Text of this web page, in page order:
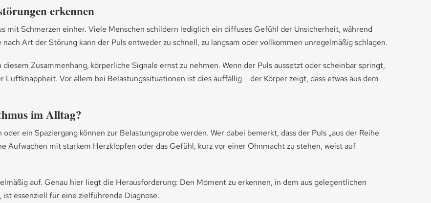
erkennen
mit Schmerzen einher. Viele Menschen schildern lediglich ein diffuses Gefühl der Unsicherheit, während
Art der Störung kann der Puls entweder zu schnell, zu langsam oder vollkommen unregelmäßig schlagen.
Zusammenhang, körperliche Signale ernst zu nehmen. Wenn der Puls aussetzt oder scheinbar springt,
Vor allem bei Belastungssituationen ist dies auffällig – der Körper zeigt, dass etwas aus dem
im Alltag?
ein Spaziergang können zur Belastungsprobe werden. Wer dabei bemerkt, dass der Puls „aus der Reihe
Aufwachen mit starkem Herzklopfen oder das Gefühl, kurz vor einer Ohnmacht zu stehen, weist auf
auf. Genau hier liegt die Herausforderung: Den Moment zu erkennen, in dem aus gelegentlichen
essenziell für eine zielführende Diagnose.